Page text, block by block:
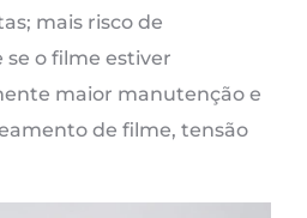
mais risco de
o filme estiver
maior manutenção e
de filme, tensão